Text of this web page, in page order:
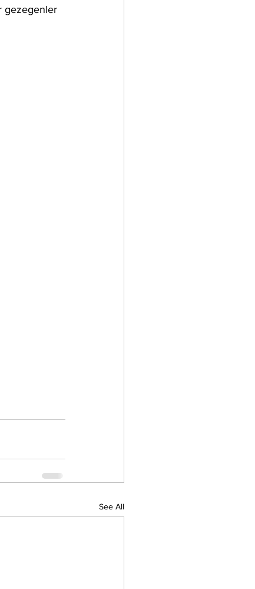
gezegenler
See All